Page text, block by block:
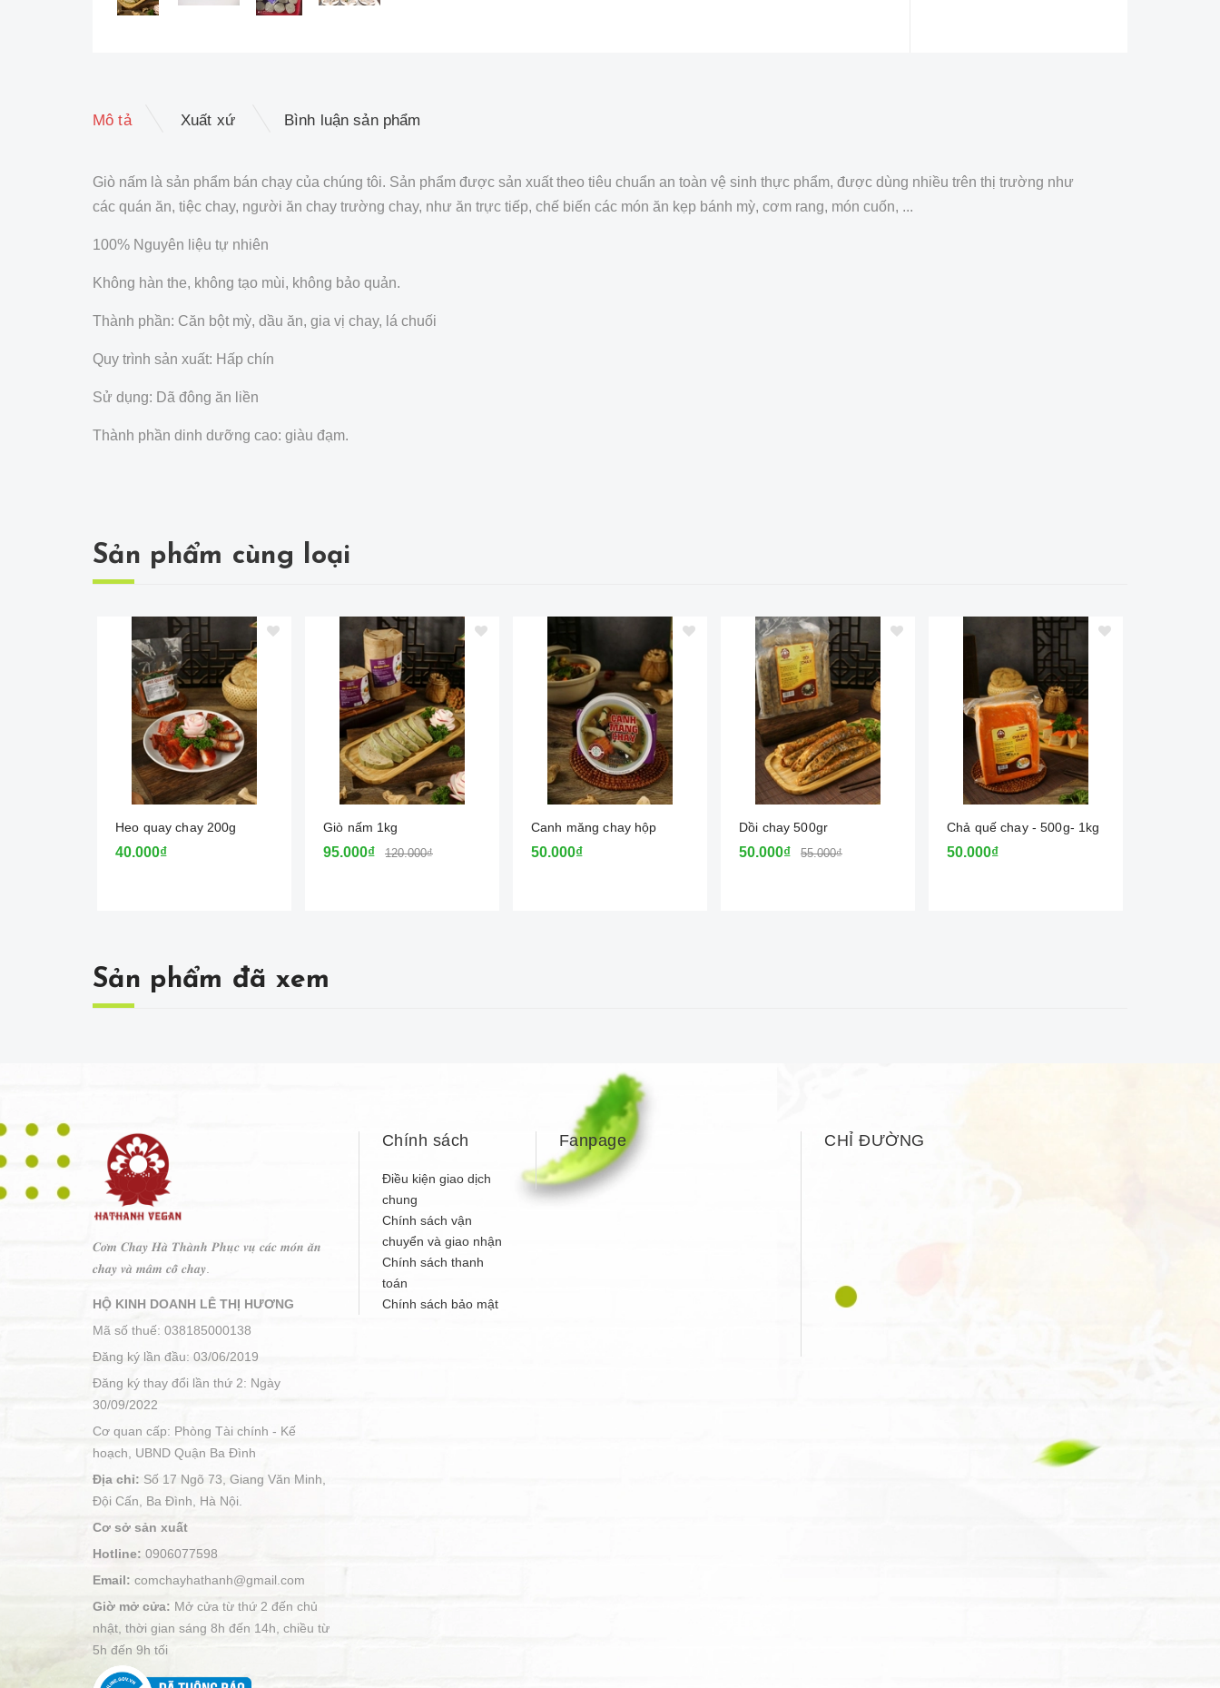
Mô tả Xuất xứ Bình luận sản phẩm
Giò nấm là sản phẩm bán chạy của chúng tôi. Sản phẩm được sản xuất theo tiêu chuẩn an toàn vệ sinh thực phẩm, được dùng nhiều trên thị trường như
các quán ăn, tiệc chay, người ăn chay trường chay, như ăn trực tiếp, chế biến các món ăn kẹp bánh mỳ, cơm rang, món cuốn, ...
100% Nguyên liệu tự nhiên
Không hàn the, không tạo mùi, không bảo quản.
Thành phần: Căn bột mỳ, dầu ăn, gia vị chay, lá chuối
Quy trình sản xuất: Hấp chín
Sử dụng: Dã đông ăn liền
Thành phần dinh dưỡng cao: giàu đạm.
Sản phẩm cùng loại
Heo quay chay 200g
40.000₫
Giò nấm 1kg
95.000₫ 120.000₫
Canh măng chay hộp
50.000₫
Dồi chay 500gr
50.000₫ 55.000₫
Chả quế chay - 500g- 1kg
50.000₫
Sản phẩm đã xem
𝑪𝒐̛𝒎 𝑪𝒉𝒂𝒚 𝑯𝒂̀ 𝑻𝒉𝒂̀𝒏𝒉 𝑷𝒉𝒖̣𝒄 𝒗𝒖̣ 𝒄𝒂́𝒄 𝒎𝒐́𝒏 𝒂̆𝒏
𝒄𝒉𝒂𝒚 𝒗𝒂̀ 𝒎𝒂̂𝒎 𝒄𝒐̂̃ 𝒄𝒉𝒂𝒚.
HỘ KINH DOANH LÊ THỊ HƯƠNG
Mã số thuế: 038185000138
Đăng ký lần đầu: 03/06/2019
Đăng ký thay đổi lần thứ 2: Ngày
30/09/2022
Cơ quan cấp: Phòng Tài chính - Kế
hoạch, UBND Quận Ba Đình
Địa chỉ: Số 17 Ngõ 73, Giang Văn Minh,
Đội Cấn, Ba Đình, Hà Nội.
Cơ sở sản xuất
Hotline: 0906077598
Email: comchayhathanh@gmail.com
Giờ mở cửa: Mở cửa từ thứ 2 đến chủ
nhật, thời gian sáng 8h đến 14h, chiều từ
5h đến 9h tối
Chính sách
Điều kiện giao dịch
chung
Chính sách vận
chuyển và giao nhận
Chính sách thanh
toán
Chính sách bảo mật
Fanpage CHỈ ĐƯỜNG